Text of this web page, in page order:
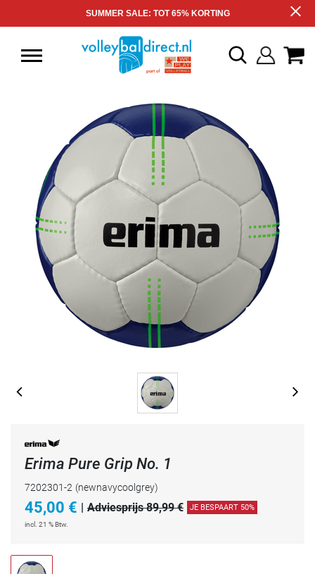
SUMMER SALE: TOT 65% KORTING
Erima Pure Grip No. 1
7202301-2 (newnavycoolgrey)
45,00 € | Adviesprijs 89,99 € JE BESPAART 50%
incl. 21 % Btw.